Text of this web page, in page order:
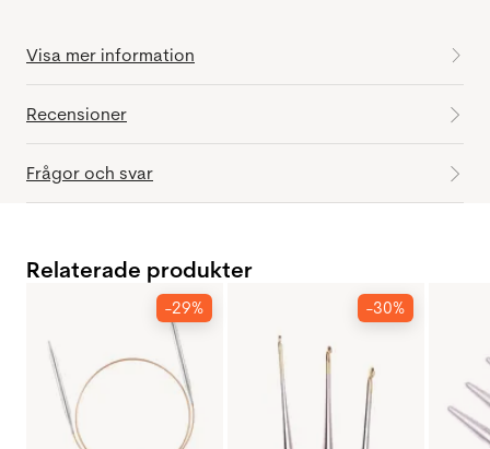
Visa mer information
Recensioner
Frågor och svar
Relaterade produkter
-29% -30%